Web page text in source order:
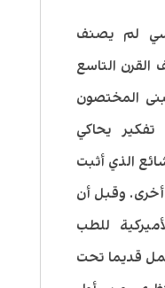
لم يصنف
التاسع
المختصون
يحاكي
الذي أثبت
وقبل أن
للطب
كانت تعمل قديما تحت